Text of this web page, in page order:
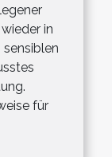
in
sensiblen
für